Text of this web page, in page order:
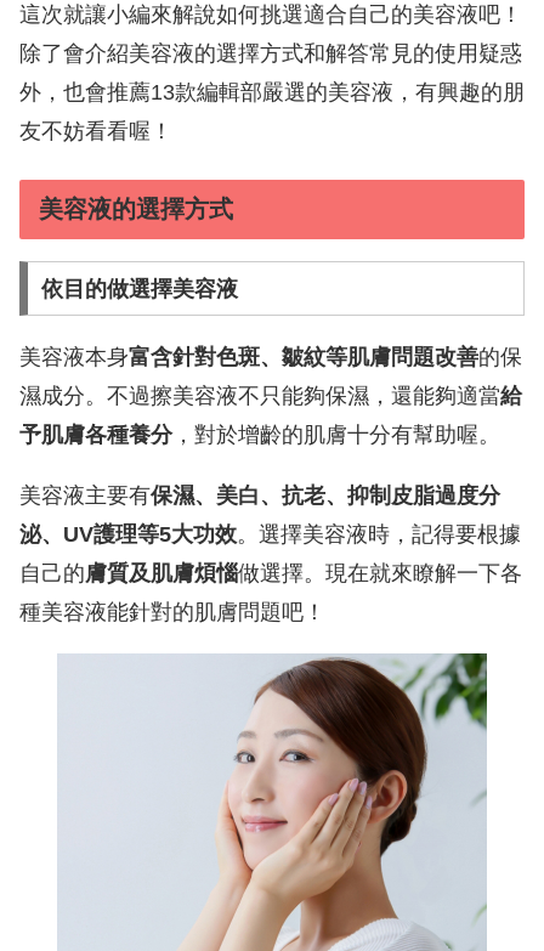
這次就讓小編來解說如何挑選適合自己的美容液吧！
除了會介紹美容液的選擇方式和解答常見的使用疑惑
外，也會推薦13款編輯部嚴選的美容液，有興趣的朋
友不妨看看喔！
美容液的選擇方式
依目的做選擇美容液
美容液本身富含針對色斑、皺紋等肌膚問題改善的保
濕成分。不過擦美容液不只能夠保濕，還能夠適當給
予肌膚各種養分，對於增齡的肌膚十分有幫助喔。
美容液主要有保濕、美白、抗老、抑制皮脂過度分
泌、UV護理等5大功效。選擇美容液時，記得要根據
自己的膚質及肌膚煩惱做選擇。現在就來瞭解一下各
種美容液能針對的肌膚問題吧！